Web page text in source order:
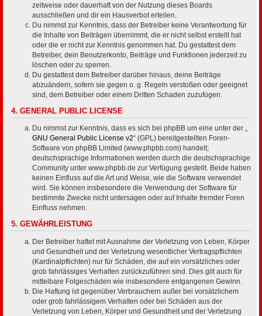
zeitweise oder dauerhaft von der Nutzung dieses Boards
ausschließen und dir ein Hausverbot erteilen.
Du nimmst zur Kenntnis, dass der Betreiber keine Verantwortung für
die Inhalte von Beiträgen übernimmt, die er nicht selbst erstellt hat
oder die er nicht zur Kenntnis genommen hat. Du gestattest dem
Betreiber, dein Benutzerkonto, Beiträge und Funktionen jederzeit zu
löschen oder zu sperren.
Du gestattest dem Betreiber darüber hinaus, deine Beiträge
abzuändern, sofern sie gegen o. g. Regeln verstoßen oder geeignet
sind, dem Betreiber oder einem Dritten Schaden zuzufügen.
4. GENERAL PUBLIC LICENSE
Du nimmst zur Kenntnis, dass es sich bei phpBB um eine unter der „
GNU General Public License v2“ (GPL) bereitgestellten Foren-
Software von phpBB Limited (www.phpbb.com) handelt;
deutschsprachige Informationen werden durch die deutschsprachige
Community unter www.phpbb.de zur Verfügung gestellt. Beide haben
keinen Einfluss auf die Art und Weise, wie die Software verwendet
wird. Sie können insbesondere die Verwendung der Software für
bestimmte Zwecke nicht untersagen oder auf Inhalte fremder Foren
Einfluss nehmen.
5. GEWÄHRLEISTUNG
Der Betreiber haftet mit Ausnahme der Verletzung von Leben, Körper
und Gesundheit und der Verletzung wesentlicher Vertragspflichten
(Kardinalpflichten) nur für Schäden, die auf ein vorsätzliches oder
grob fahrlässiges Verhalten zurückzuführen sind. Dies gilt auch für
mittelbare Folgeschäden wie insbesondere entgangenen Gewinn.
Die Haftung ist gegenüber Verbrauchern außer bei vorsätzlichem
oder grob fahrlässigem Verhalten oder bei Schäden aus der
Verletzung von Leben, Körper und Gesundheit und der Verletzung